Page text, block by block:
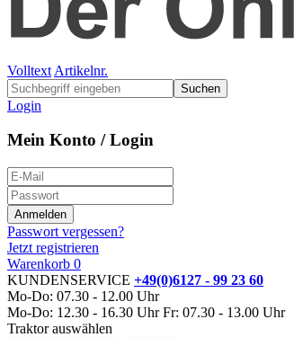
Volltext Artikelnr.
Suchen
Login
Mein Konto / Login
Passwort vergessen?
Jetzt registrieren
Warenkorb 0
KUNDENSERVICE +49(0)6127 - 99 23 60
Mo-Do: 07.30 - 12.00 Uhr
Mo-Do: 12.30 - 16.30 Uhr Fr: 07.30 - 13.00 Uhr
Traktor auswählen